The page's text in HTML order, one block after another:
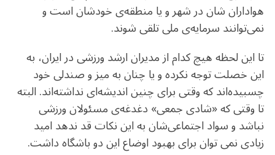
هواداران شان در شهر و یا منطقه‌ی خودشان است و
نمی‌توانند سرمایه‌ی ملی تلقی شوند.
تا این لحظه هیچ کدام از مدیران ارشد ورزشی در ایران، به
این خصلت توجه نکرده و یا چنان به میز و صندلی خود
چسبیده‌اند که وقتی برای چنین اندیشه‌ای نداشته‌اند. البته
تا وقتی که «شادی جمعی» دغدغه‌ی مسئولان ورزشی
نباشد و سواد اجتماعی‌شان به این نکات قد ندهد امید
زیادی نمی توان برای بهبود اوضاع این دو باشگاه داشت.